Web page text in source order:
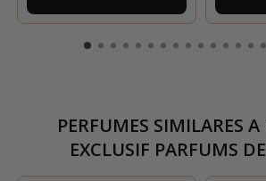
PERFUMES SIMILARES A
EXCLUSIF PARFUMS